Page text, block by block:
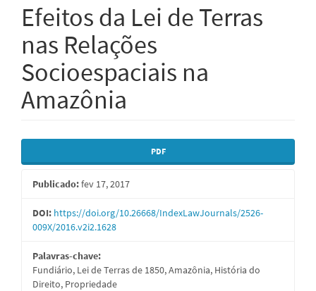
Efeitos da Lei de Terras
nas Relações
Socioespaciais na
Amazônia
Barra
lateral
de
artigos
PDF
Publicado:fev 17, 2017
DOI: https://doi.org/10.26668/IndexLawJournals/2526-
009X/2016.v2i2.1628
Palavras-chave:
Fundiário, Lei de Terras de 1850, Amazônia, História do
Direito, Propriedade